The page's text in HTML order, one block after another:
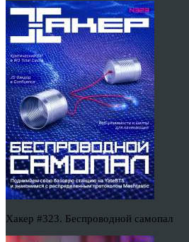
Хакер #323. Беспроводной самопал